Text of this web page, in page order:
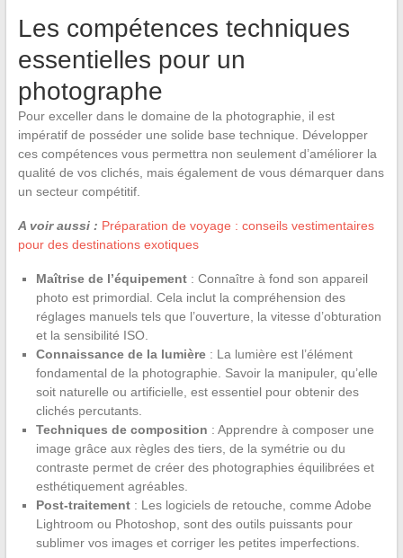
Les compétences techniques
essentielles pour un
photographe
Pour exceller dans le domaine de la photographie, il est
impératif de posséder une solide base technique. Développer
ces compétences vous permettra non seulement d’améliorer la
qualité de vos clichés, mais également de vous démarquer dans
un secteur compétitif.
A voir aussi : Préparation de voyage : conseils vestimentaires
pour des destinations exotiques
Maîtrise de l’équipement: Connaître à fond son appareil
photo est primordial. Cela inclut la compréhension des
réglages manuels tels que l’ouverture, la vitesse d’obturation
et la sensibilité ISO.
Connaissance de la lumière: La lumière est l’élément
fondamental de la photographie. Savoir la manipuler, qu’elle
soit naturelle ou artificielle, est essentiel pour obtenir des
clichés percutants.
Techniques de composition : Apprendre à composer une
image grâce aux règles des tiers, de la symétrie ou du
contraste permet de créer des photographies équilibrées et
esthétiquement agréables.
Post-traitement: Les logiciels de retouche, comme Adobe
Lightroom ou Photoshop, sont des outils puissants pour
sublimer vos images et corriger les petites imperfections.